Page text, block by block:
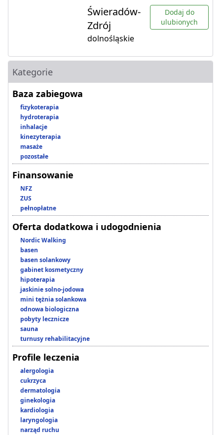
Świeradów-
Zdrój
dolnośląskie
Dodaj do
ulubionych
Kategorie
Baza zabiegowa
fizykoterapia
hydroterapia
inhalacje
kinezyterapia
masaże
pozostałe
Finansowanie
NFZ
ZUS
pełnopłatne
Oferta dodatkowa i udogodnienia
Nordic Walking
basen
basen solankowy
gabinet kosmetyczny
hipoterapia
jaskinie solno-jodowa
mini tężnia solankowa
odnowa biologiczna
pobyty lecznicze
sauna
turnusy rehabilitacyjne
Profile leczenia
alergologia
cukrzyca
dermatologia
ginekologia
kardiologia
laryngologia
narząd ruchu